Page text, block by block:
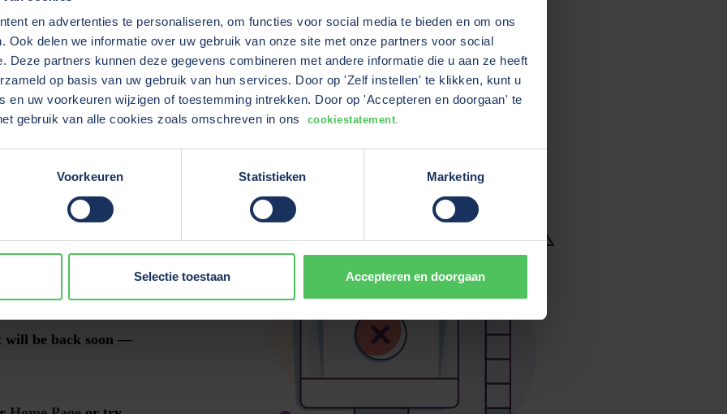
en advertenties te personaliseren, om functies voor social media te bieden en om ons
Ook delen we informatie over uw gebruik van onze site met onze partners voor social
Deze partners kunnen deze gegevens combineren met andere informatie die u aan ze heeft
op basis van uw gebruik van hun services. Door op 'Zelf instellen' te klikken, kunt u
en uw voorkeuren wijzigen of toestemming intrekken. Door op 'Accepteren en doorgaan' te
gebruik van alle cookies zoals omschreven in ons
cookiestatement.
Voorkeuren Statistieken Marketing
Selectie toestaan Accepteren en doorgaan
is voortaan toegankelijk voor alle klanten, ongeacht de
Lia Bagdasaryan legt uit hoe u met het nieuwe TVM Drive
bedrijf kan besparen en inzicht krijgt in uw risico’s, om dan met